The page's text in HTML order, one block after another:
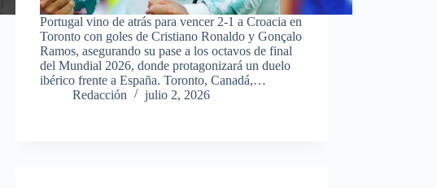
Portugal vino de atrás para vencer 2-1 a Croacia en
Toronto con goles de Cristiano Ronaldo y Gonçalo
Ramos, asegurando su pase a los octavos de final
del Mundial 2026, donde protagonizará un duelo
ibérico frente a España. Toronto, Canadá,…
Redacción
julio 2, 2026